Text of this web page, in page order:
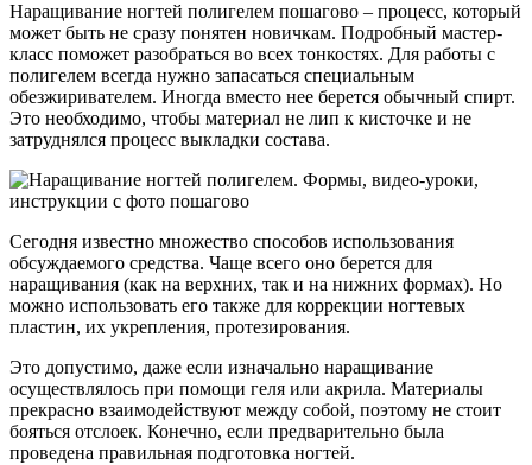
Наращивание ногтей полигелем пошагово – процесс, который
может быть не сразу понятен новичкам. Подробный мастер-
класс поможет разобраться во всех тонкостях. Для работы с
полигелем всегда нужно запасаться специальным
обезжиривателем. Иногда вместо нее берется обычный спирт.
Это необходимо, чтобы материал не лип к кисточке и не
затруднялся процесс выкладки состава.
Сегодня известно множество способов использования
обсуждаемого средства. Чаще всего оно берется для
наращивания (как на верхних, так и на нижних формах). Но
можно использовать его также для коррекции ногтевых
пластин, их укрепления, протезирования.
Это допустимо, даже если изначально наращивание
осуществлялось при помощи геля или акрила. Материалы
прекрасно взаимодействуют между собой, поэтому не стоит
бояться отслоек. Конечно, если предварительно была
проведена правильная подготовка ногтей.